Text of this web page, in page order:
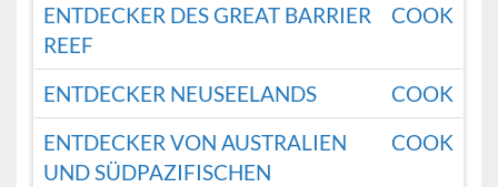
ENTDECKER DES GREAT BARRIER
REEF
COOK
ENTDECKER NEUSEELANDS
COOK
ENTDECKER VON AUSTRALIEN
UND SÜDPAZIFISCHEN
COOK